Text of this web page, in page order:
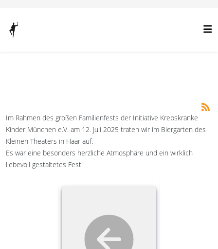
Im Rahmen des großen Familienfests der Initiative Krebskranke
Kinder München e.V. am 12. Juli 2025 traten wir im Biergarten des
Kleinen Theaters in Haar auf.
Es war eine besonders herzliche Atmosphäre und ein wirklich
liebevoll gestaltetes Fest!